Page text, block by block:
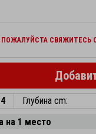
СВЯЖИТЕСЬ
Глубина cm:
на 1 место